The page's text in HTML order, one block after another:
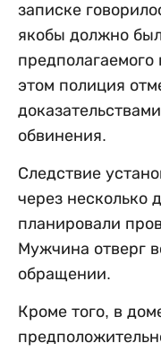
записке
якобы должно
этом полиция
обвинения.
Следствие
через несколько
планировали
Мужчина отверг
обращении.
Кроме того, в